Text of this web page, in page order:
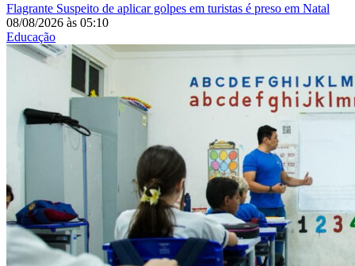
Flagrante Suspeito de aplicar golpes em turistas é preso em Natal
08/08/2026 às 05:10
Educação